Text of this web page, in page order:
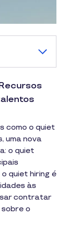
como o quiet
uma nova
o quiet
quiet hiring é
às
contratar
sobre o